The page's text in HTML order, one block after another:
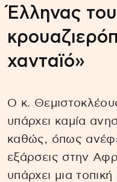
Έλληνας του
χανταϊό»
Ο κ.
υπάρχει καμία
καθώς, όπως
εξάρσεις στην
υπάρχει μια